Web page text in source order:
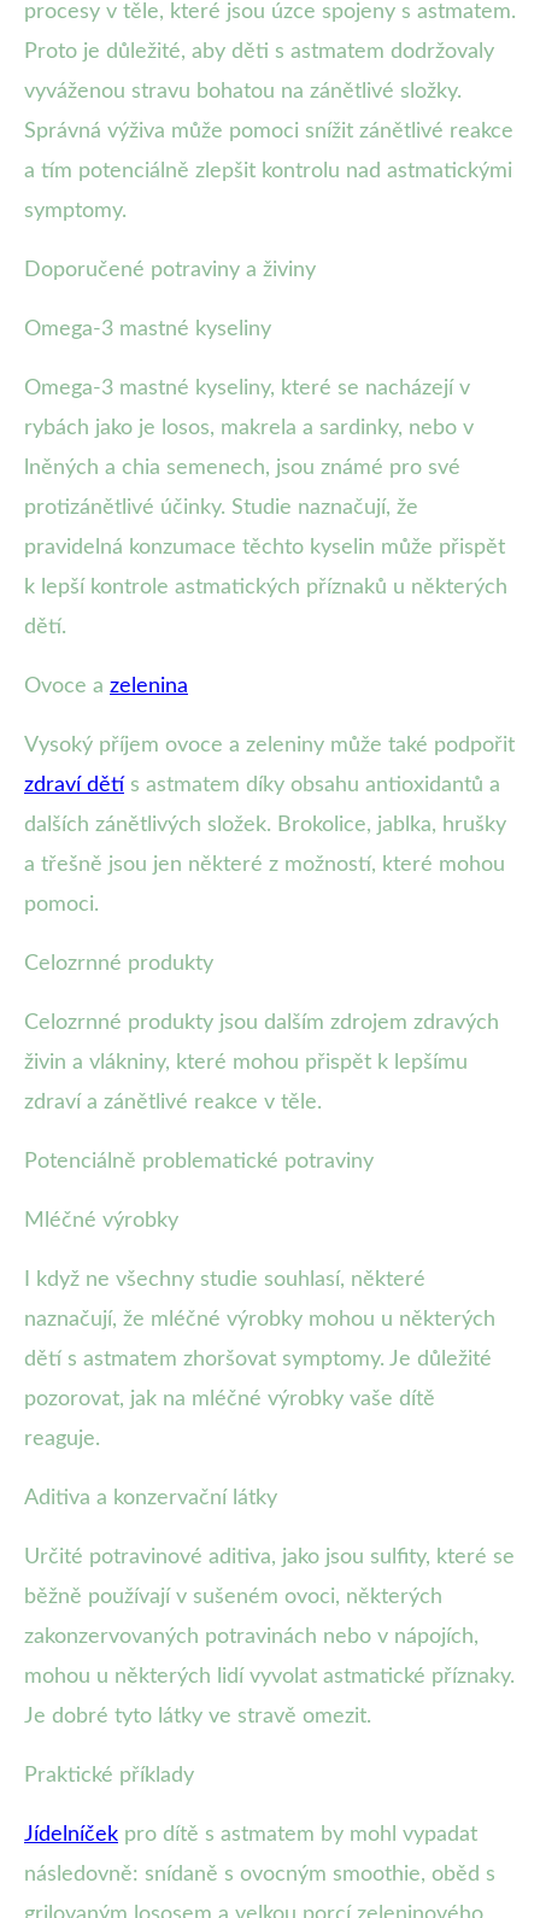
procesy v těle, které jsou úzce spojeny s astmatem.
Proto je důležité, aby děti s astmatem dodržovaly
vyváženou stravu bohatou na zánětlivé složky.
Správná výživa může pomoci snížit zánětlivé reakce
a tím potenciálně zlepšit kontrolu nad astmatickými
symptomy.
Doporučené potraviny a živiny
Omega-3 mastné kyseliny
Omega-3 mastné kyseliny, které se nacházejí v
rybách jako je losos, makrela a sardinky, nebo v
lněných a chia semenech, jsou známé pro své
protizánětlivé účinky. Studie naznačují, že
pravidelná konzumace těchto kyselin může přispět
k lepší kontrole astmatických příznaků u některých
dětí.
Ovoce a zelenina
Vysoký příjem ovoce a zeleniny může také podpořit
zdraví dětí s astmatem díky obsahu antioxidantů a
dalších zánětlivých složek. Brokolice, jablka, hrušky
a třešně jsou jen některé z možností, které mohou
pomoci.
Celozrnné produkty
Celozrnné produkty jsou dalším zdrojem zdravých
živin a vlákniny, které mohou přispět k lepšímu
zdraví a zánětlivé reakce v těle.
Potenciálně problematické potraviny
Mléčné výrobky
I když ne všechny studie souhlasí, některé
naznačují, že mléčné výrobky mohou u některých
dětí s astmatem zhoršovat symptomy. Je důležité
pozorovat, jak na mléčné výrobky vaše dítě
reaguje.
Aditiva a konzervační látky
Určité potravinové aditiva, jako jsou sulfity, které se
běžně používají v sušeném ovoci, některých
zakonzervovaných potravinách nebo v nápojích,
mohou u některých lidí vyvolat astmatické příznaky.
Je dobré tyto látky ve stravě omezit.
Praktické příklady
Jídelníček pro dítě s astmatem by mohl vypadat
následovně: snídaně s ovocným smoothie, oběd s